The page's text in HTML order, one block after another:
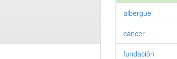
albergue
cáncer
fundación